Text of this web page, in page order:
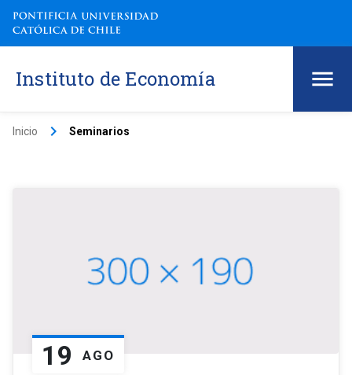
Instituto de Economía
Inicio keyboard_arrow_right Seminarios
19 AGO